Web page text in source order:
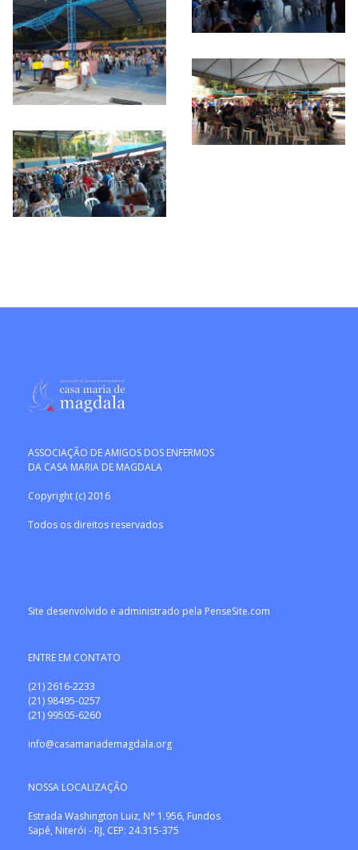
ASSOCIAÇÃO DE AMIGOS DOS ENFERMOS
DA CASA MARIA DE MAGDALA
Copyright (c) 2016
Todos os direitos reservados
Site desenvolvido e administrado pela PenseSite.com
ENTRE EM CONTATO
(21) 2616-2233
(21) 98495-0257
(21) 99505-6260
info@casamariademagdala.org
NOSSA LOCALIZAÇÃO
Estrada Washington Luiz, N° 1.956, Fundos
Sapê, Niterói - RJ, CEP: 24.315-375